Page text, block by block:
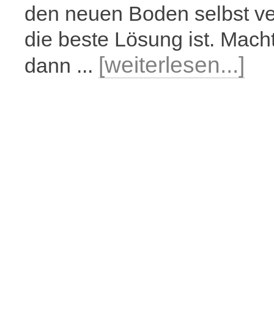
den neuen Boden selbst
die beste Lösung ist.
dann ... [weiterlesen...]